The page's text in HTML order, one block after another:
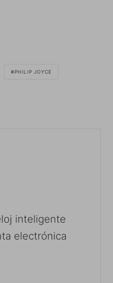
PHILIP JOYCE
inteligente
electrónica